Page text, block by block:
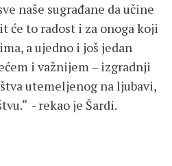
naše sugrađane da učine
će to radost i za onoga koji
a ujedno i još jedan
i važnijem – izgradnji
utemeljenog na ljubavi,
- rekao je Šardi.